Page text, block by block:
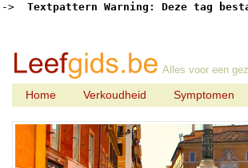
-> Textpattern Warning: Deze tag
Alles voor een
Home Verkoudheid Symptomen